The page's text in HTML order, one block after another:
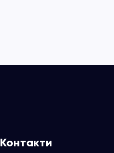
Контакти